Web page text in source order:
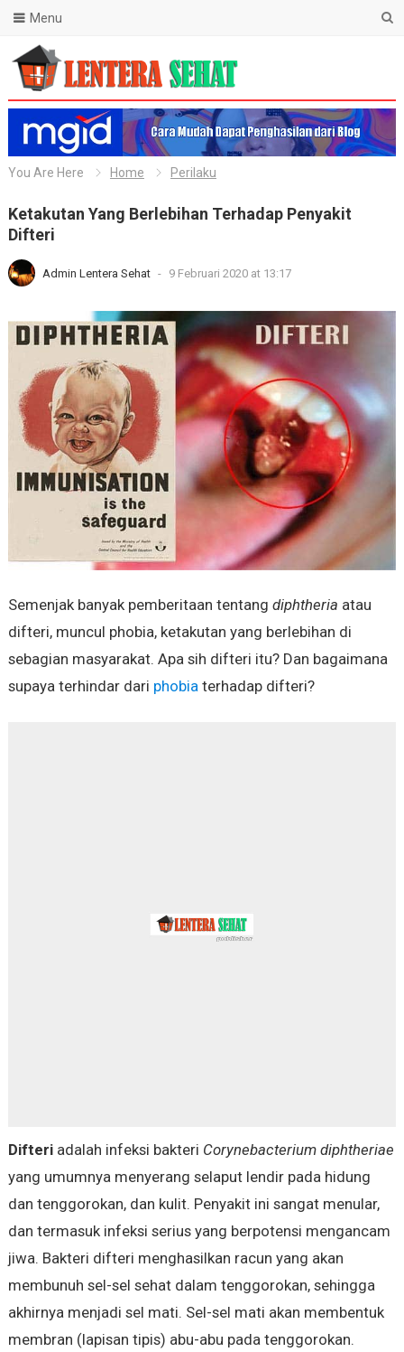
Lentera Sehat
Menu
You Are Here Home Perilaku
Ketakutan Yang Berlebihan Terhadap Penyakit
Difteri
Admin Lentera Sehat - 9 Februari 2020 at 13:17
Semenjak banyak pemberitaan tentang diphtheria atau
difteri, muncul phobia, ketakutan yang berlebihan di
sebagian masyarakat. Apa sih difteri itu? Dan bagaimana
supaya terhindar dari phobia terhadap difteri?
Difteriadalah infeksi bakteri Corynebacterium diphtheriae
yang umumnya menyerang selaput lendir pada hidung
dan tenggorokan, dan kulit. Penyakit ini sangat menular,
dan termasuk infeksi serius yang berpotensi mengancam
jiwa. Bakteri difteri menghasilkan racun yang akan
membunuh sel-sel sehat dalam tenggorokan, sehingga
akhirnya menjadi sel mati. Sel-sel mati akan membentuk
membran (lapisan tipis) abu-abu pada tenggorokan.